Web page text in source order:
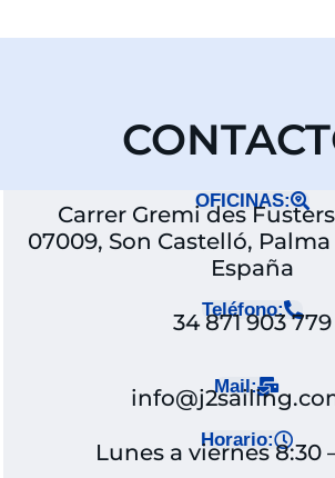
OFICINAS:
Carrer Gremi des
07009, Son Castelló,
España
Teléfono:
34 871 903 779
Mail:
Horario:
Lunes a viernes 8:30